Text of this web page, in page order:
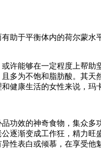
助于平衡体内的荷尔蒙水
许能够在一定程度上帮助
多为不饱和脂肪酸。其天
健康生活的女性来说，玛
功效的神奇食物，集众多
逐渐变成工作狂，精力旺
性表白或倾慕，在享受他